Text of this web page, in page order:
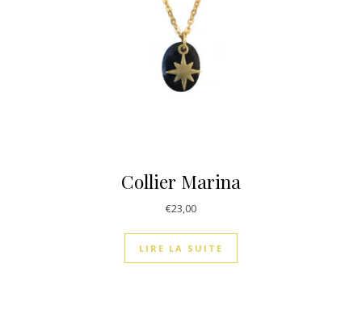
Collier Marina
€23,00
LIRE LA SUITE